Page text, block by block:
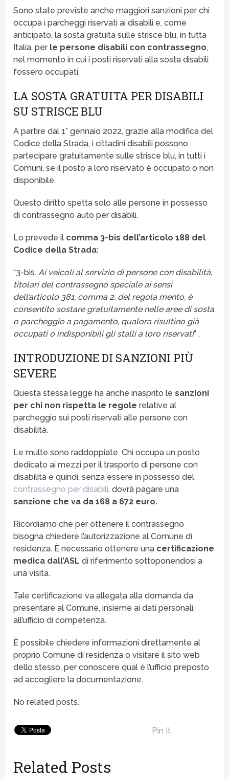
Sono state previste anche maggiori sanzioni per chi
occupa i parcheggi riservati ai disabili e, come
anticipato, la sosta gratuita sulle strisce blu, in tutta
Italia, per le persone disabili con contrassegno,
nel momento in cui i posti riservati alla sosta disabili
fossero occupati.
LA SOSTA GRATUITA PER DISABILI
SU STRISCE BLU
A partire dal 1° gennaio 2022, grazie alla modifica del
Codice della Strada, i cittadini disabili possono
partecipare gratuitamente sulle strisce blu, in tutti i
Comuni, se il posto a loro riservato è occupato o non
disponibile.
Questo diritto spetta solo alle persone in possesso
di contrassegno auto per disabili.
Lo prevede il comma 3-bis dell’articolo 188 del
Codice della Strada:
“3-bis.Ai veicoli al servizio di persone con disabilità,
titolari del contrassegno speciale ai sensi
dell’articolo 381, comma 2, del regola mento, è
consentito sostare gratuitamente nelle aree di sosta
o parcheggio a pagamento, qualora risultino già
occupati o indisponibili gli stalli a loro riservati” .
INTRODUZIONE DI SANZIONI PIÙ
SEVERE
Questa stessa legge ha anche inasprito lesanzioni
per chi non rispetta le regole relative al
parcheggio sui posti riservati alle persone con
disabilità.
Le multe sono raddoppiate. Chi occupa un posto
dedicato ai mezzi per il trasporto di persone con
disabilità e quindi, senza essere in possesso del
contrassegno per disabili, dovrà pagare una
sanzione che va da 168 a 672 euro.
Ricordiamo che per ottenere il contrassegno
bisogna chiedere l’autorizzazione al Comune di
residenza. È necessario ottenere una certificazione
medica dall’ASL di riferimento sottoponendosi a
una visita.
Tale certificazione va allegata alla domanda da
presentare al Comune, insieme ai dati personali,
all’ufficio di competenza.
È possibile chiedere informazioni direttamente al
proprio Comune di residenza o visitare il sito web
dello stesso, per conoscere qual è l’ufficio preposto
ad accogliere la documentazione.
No related posts.
Pin It
Related Posts